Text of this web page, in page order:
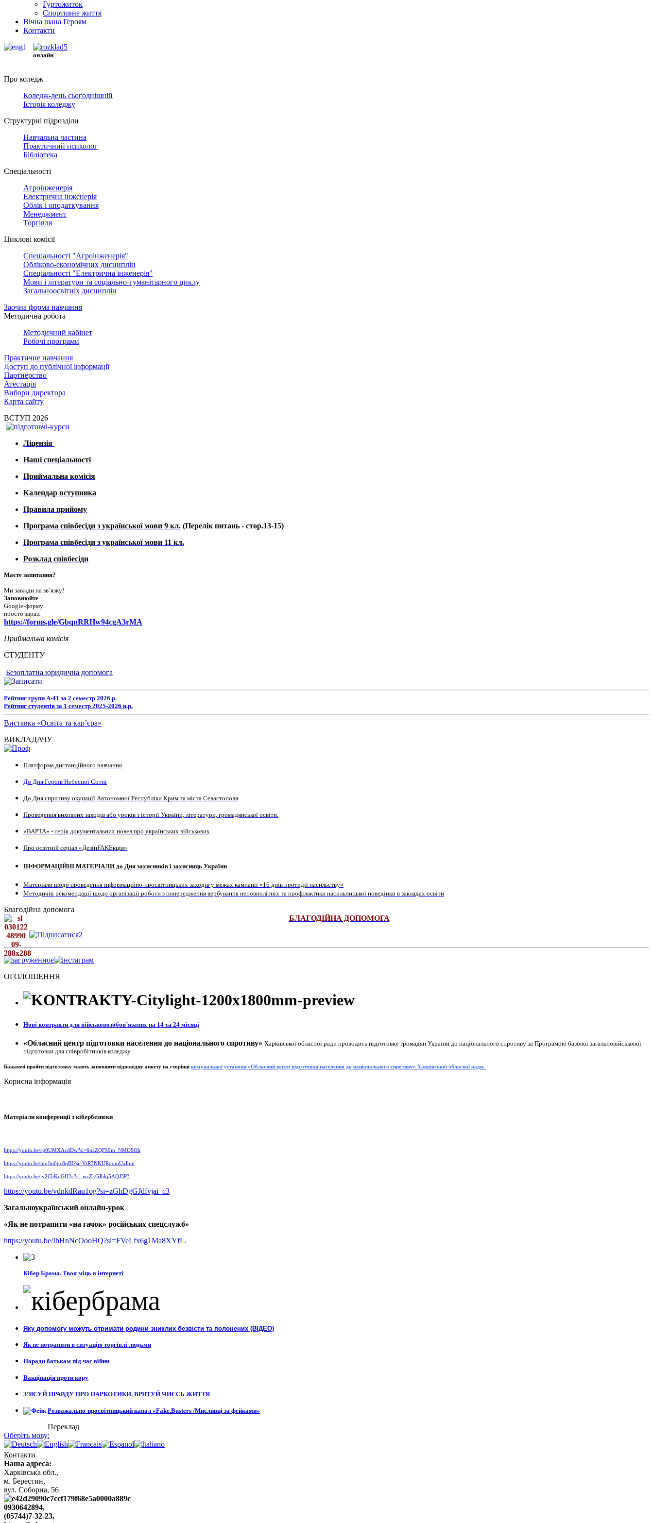
Гуртожиток
Спортивне життя
Вічна шана Героям
Контакти
онлайн
Про коледж
Коледж-день сьогоднішній
Історія коледжу
Структурні підрозділи
Навчальна частина
Практичний психолог
Бібліотека
Спеціальності
Агроінженерія
Електрична інженерія
Облік і оподаткування
Менеджмент
Торгівля
Циклові комісії
Спеціальності "Агроінженерія"
Обліково-економічних дисциплін
Спеціальності "Електрична інженерія"
Мови і літератури та соціально-гуманітарного циклу
Загальноосвітніх дисциплін
Заочна форма навчання
Методична робота
Методичний кабінет
Робочі програми
Практичне навчання
Доступ до публічної інформації
Партнерство
Атестація
Вибори директора
Карта сайту
ВСТУП 2026
Ліцензія
Наші спеціальності
Приймальна комісія
Календар вступника
Правила прийому
Програма співбесіди з української мови 9 кл. (Перелік питань - стор.13-15)
Програма співбесіди з української мови 11 кл.
Розклад співбесіди
Маєте запитання?
Ми завжди на зв’язку!
Заповнюйте
Google-форму
просто зараз:
https://forms.gle/GbqnRRHw94cgA3rMA
Приймальна комісія
СТУДЕНТУ
Безоплатна юридична допомога
Рейтинг групи А-41 за 2 семестр 2026 р.
Рейтинг студентів за 1 семестр 2025-2026 н.р.
Виставка «Освіта та кар’єра»
ВИКЛАДАЧУ
Платформа дистанційного навчання
До Дня Героїв Небесної Сотні
До Дня спротиву окупації Автономної Республіки Крим та міста Севастополя
Проведення виховних заходів або уроків з історії України, літератури, громадянської освіти.
«ВАРТА» - серія документальних новел про українських військових
Про освітній серіал «ДезінFAKEкція»
ІНФОРМАЦІЙНІ МАТЕРІАЛИ до Дня захисників і захисниць України
Матеріали щодо проведення інформаційно-просвітницьких заходів у межах кампанії «16 днів протидії насильству»
Методичні рекомендації щодо організації роботи з попередження вербування неповнолітніх та профілактики насильницької поведінки в закладах освіти
Благодійна допомога
БЛАГОДІЙНА ДОПОМОГА
ОГОЛОШЕННЯ
Нові контракти для військовозобовʼязаних на 14 та 24 місяці
«Обласний центр підготовки населення до національного спротиву» Харківської обласної ради проводить підготовку громадян України до національного спротиву за Програмою базової загальновійськової
підготовки для співробітників коледжу.
Бажаючі пройти підготовку мають заповнити відповідну анкету на сторінці комунальної установи «Обласний центр підготовки населення до національного спротиву» Харківської обласної ради.
Корисна інформація
Матеріали конференції з кібербезпеки
https://youtu.be/rg0UMXAcdDw?si=6naZQFS9m_NMOSOh
https://youtu.be/mqJm6pc8qBI?si=VtR3NKURoomUxlhm
https://youtu.be/jy2CbKoGH2c?si=wzZkGJhkj5AQJ3P3
https://youtu.be/vdnkdRau1og?si=zGhDgGJdfvjai_c3
Загальноукраїнський онлайн-урок
«Як не потрапити «на гачок» російських спецслужб»
https://youtu.be/IbHnNcOooHQ?si=FVeLfx6g1Ma8XYfL.
Кібер Брама. Твоя міць в інтернеті
Яку допомогу можуть отримати родини зниклих безвісти та полонених (ВІДЕО)
Як не потрапити в ситуацію торгівлі людьми
Поради батькам під час війни
Вакцінація проти кору
З’ЯСУЙ ПРАВДУ ПРО НАРКОТИКИ. ВРЯТУЙ ЧИЄСЬ ЖИТТЯ
Розважально-просвітницький канал «Fake.Busters /Мисливці за фейками»
Переклад
Оберіть мову:
Контакти
Наша адреса:
Харківська обл.,
м. Берестин,
вул. Cоборна, 56
0930642894,
(05744)7-32-23,